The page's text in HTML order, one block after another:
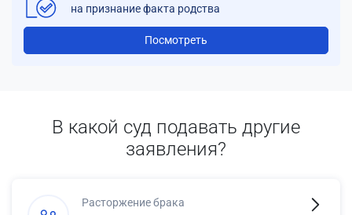
на признание факта родства
Посмотреть
В какой суд подавать другие
заявления?
Расторжение брака